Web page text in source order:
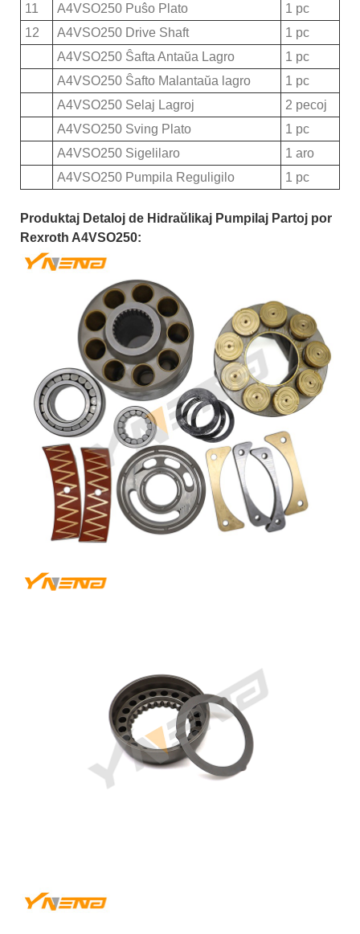
11
A4VSO250 Puŝo Plato
1 pc
12
A4VSO250 Drive Shaft
1 pc
A4VSO250 Ŝafta Antaŭa Lagro
1 pc
A4VSO250 Ŝafto Malantaŭa lagro
1 pc
A4VSO250 Selaj Lagroj
2 pecoj
A4VSO250 Sving Plato
1 pc
A4VSO250 Sigelilaro
1 aro
A4VSO250 Pumpila Reguligilo
1 pc
Produktaj Detaloj de Hidraŭlikaj Pumpilaj Partoj por
Rexroth A4VSO250: